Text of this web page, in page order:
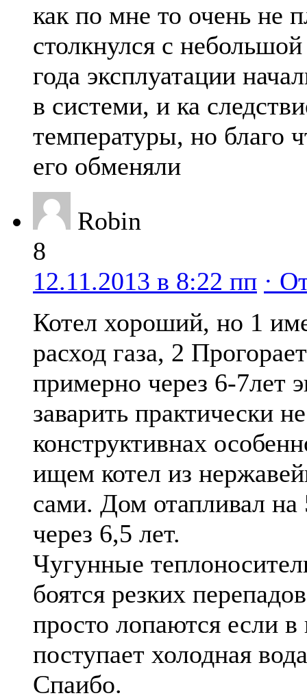
как по мне то очень не
столкнулся с
года эксплуатации
в системи, и ка
температуры, но благо
его обменяли
Robin
8
12.11.2013 в 8:22 пп ·
Котел хороший, но 1
расход газа, 2
примерно через 6-7лет
заварить практически
конструктивнах
ищем котел из
сами. Дом отапливал на
через 6,5 лет.
Чугунные
боятся резких
просто лопаются если в
поступает холодная
Спаибо.